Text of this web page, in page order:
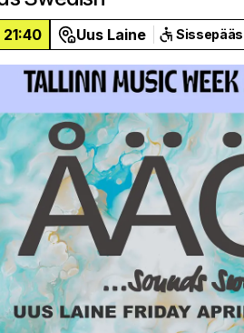
Uus Laine Sissepääs